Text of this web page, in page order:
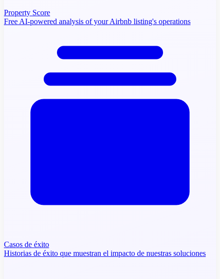
Property Score
Free AI-powered analysis of your Airbnb listing's operations
Casos de éxito
Historias de éxito que muestran el impacto de nuestras soluciones